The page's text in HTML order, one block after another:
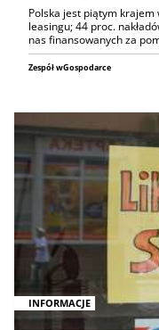
Polska jest piątym
leasingu; 44 proc.
nas finansowanych za
Zespół wGospodarce
INFORMACJE